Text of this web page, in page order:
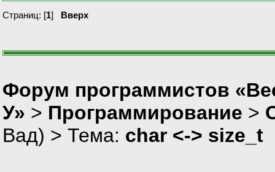
Страниц: [1] Вверх
Форум программистов
У» > Программирование >
Вад) > Тема: char <-> size_t